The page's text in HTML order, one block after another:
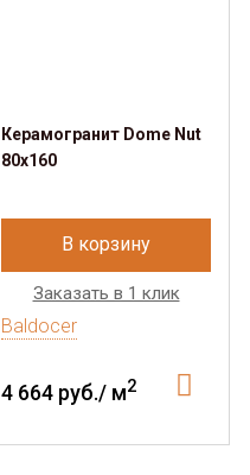
Керамогранит Dome Nut
80x160
В корзину
Заказать в 1 клик
Baldocer
4 664 руб./ м2